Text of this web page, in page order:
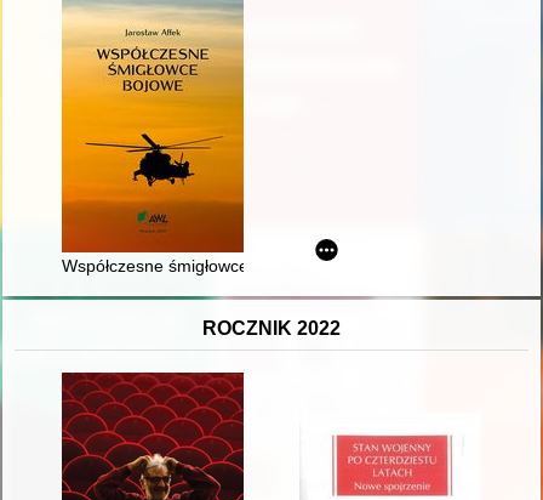
Współczesne śmigłowce bojowe
ROCZNIK 2022